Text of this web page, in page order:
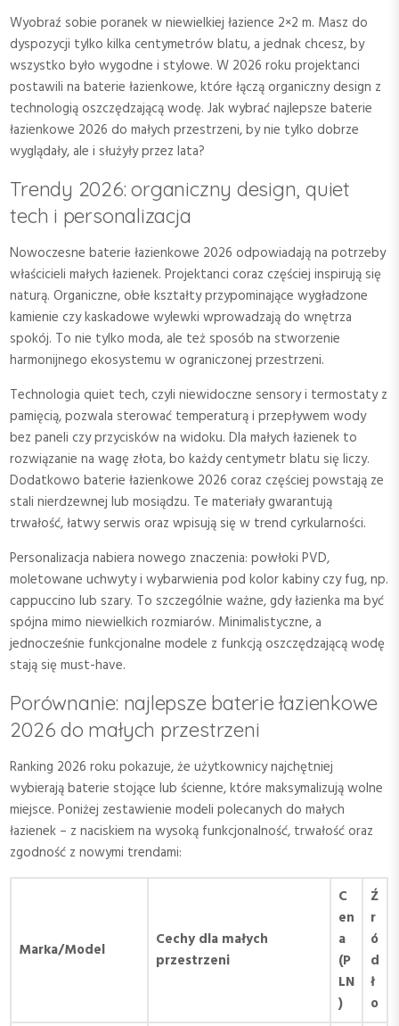
Wyobraź sobie poranek w niewielkiej łazience 2×2 m. Masz do
dyspozycji tylko kilka centymetrów blatu, a jednak chcesz, by
wszystko było wygodne i stylowe. W 2026 roku projektanci
postawili na baterie łazienkowe, które łączą organiczny design z
technologią oszczędzającą wodę. Jak wybrać najlepsze baterie
łazienkowe 2026 do małych przestrzeni, by nie tylko dobrze
wyglądały, ale i służyły przez lata?
Trendy 2026: organiczny design, quiet
tech i personalizacja
Nowoczesne baterie łazienkowe 2026 odpowiadają na potrzeby
właścicieli małych łazienek. Projektanci coraz częściej inspirują się
naturą. Organiczne, obłe kształty przypominające wygładzone
kamienie czy kaskadowe wylewki wprowadzają do wnętrza
spokój. To nie tylko moda, ale też sposób na stworzenie
harmonijnego ekosystemu w ograniczonej przestrzeni.
Technologia quiet tech, czyli niewidoczne sensory i termostaty z
pamięcią, pozwala sterować temperaturą i przepływem wody
bez paneli czy przycisków na widoku. Dla małych łazienek to
rozwiązanie na wagę złota, bo każdy centymetr blatu się liczy.
Dodatkowo baterie łazienkowe 2026 coraz częściej powstają ze
stali nierdzewnej lub mosiądzu. Te materiały gwarantują
trwałość, łatwy serwis oraz wpisują się w trend cyrkularności.
Personalizacja nabiera nowego znaczenia: powłoki PVD,
moletowane uchwyty i wybarwienia pod kolor kabiny czy fug, np.
cappuccino lub szary. To szczególnie ważne, gdy łazienka ma być
spójna mimo niewielkich rozmiarów. Minimalistyczne, a
jednocześnie funkcjonalne modele z funkcją oszczędzającą wodę
stają się must-have.
Porównanie: najlepsze baterie łazienkowe
2026 do małych przestrzeni
Ranking 2026 roku pokazuje, że użytkownicy najchętniej
wybierają baterie stojące lub ścienne, które maksymalizują wolne
miejsce. Poniżej zestawienie modeli polecanych do małych
łazienek – z naciskiem na wysoką funkcjonalność, trwałość oraz
zgodność z nowymi trendami:
Marka/Model
Cechy dla małych
przestrzeni
C
en
a
(P
LN
)
Ź
r
ó
d
ł
o